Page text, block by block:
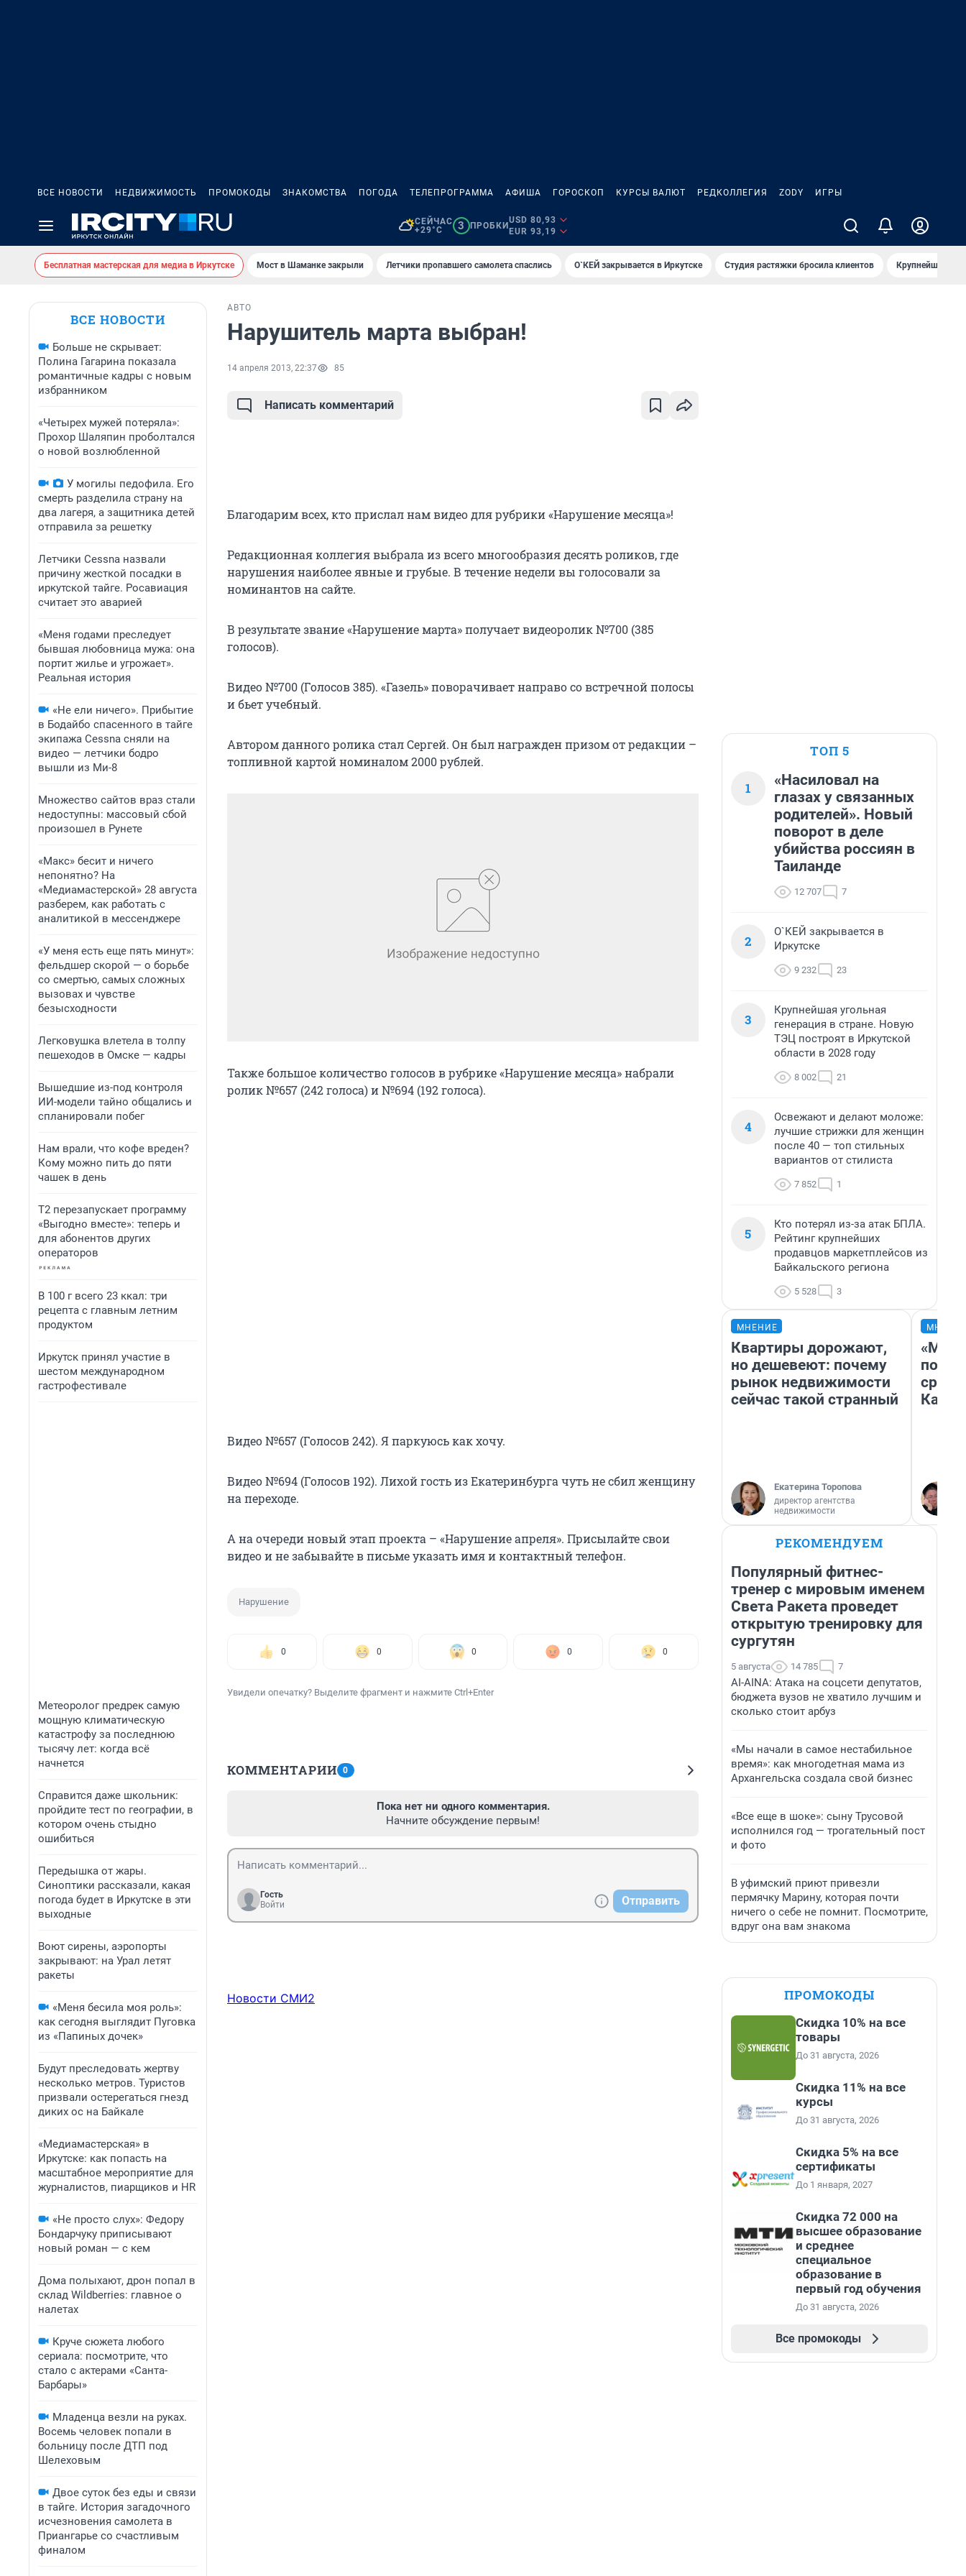
ВСЕ НОВОСТИ НЕДВИЖИМОСТЬ ПРОМОКОДЫ ЗНАКОМСТВА ПОГОДА ТЕЛЕПРОГРАММА АФИША ГОРОСКОП КУРСЫ ВАЛЮТ РЕДКОЛЛЕГИЯ ZODY ИГРЫ
СЕЙЧАС
+29°C
3 ПРОБКИ
USD 80,93
EUR 93,19
Бесплатная мастерская для медиа в Иркутске Мост в Шаманке закрыли Летчики пропавшего самолета спаслись О`КЕЙ закрывается в Иркутске Студия растяжки бросила клиентов Крупнейшие
ВСЕ НОВОСТИ
Больше не скрывает:
Полина Гагарина показала
романтичные кадры с новым
избранником
«Четырех мужей потеряла»:
Прохор Шаляпин проболтался
о новой возлюбленной
У могилы педофила. Его
смерть разделила страну на
два лагеря, а защитника детей
отправила за решетку
Летчики Cessna назвали
причину жесткой посадки в
иркутской тайге. Росавиация
считает это аварией
«Меня годами преследует
бывшая любовница мужа: она
портит жилье и угрожает».
Реальная история
«Не ели ничего». Прибытие
в Бодайбо спасенного в тайге
экипажа Cessna сняли на
видео — летчики бодро
вышли из Ми-8
Множество сайтов враз стали
недоступны: массовый сбой
произошел в Рунете
«Макс» бесит и ничего
непонятно? На
«Медиамастерской» 28 августа
разберем, как работать с
аналитикой в мессенджере
«У меня есть еще пять минут»:
фельдшер скорой — о борьбе
со смертью, самых сложных
вызовах и чувстве
безысходности
Легковушка влетела в толпу
пешеходов в Омске — кадры
Вышедшие из-под контроля
ИИ-модели тайно общались и
спланировали побег
Нам врали, что кофе вреден?
Кому можно пить до пяти
чашек в день
Т2 перезапускает программу
«Выгодно вместе»: теперь и
для абонентов других
операторов
В 100 г всего 23 ккал: три
рецепта с главным летним
продуктом
Иркутск принял участие в
шестом международном
гастрофестивале
Метеоролог предрек самую
мощную климатическую
катастрофу за последнюю
тысячу лет: когда всё
начнется
Справится даже школьник:
пройдите тест по географии, в
котором очень стыдно
ошибиться
Передышка от жары.
Синоптики рассказали, какая
погода будет в Иркутске в эти
выходные
Воют сирены, аэропорты
закрывают: на Урал летят
ракеты
«Меня бесила моя роль»:
как сегодня выглядит Пуговка
из «Папиных дочек»
Будут преследовать жертву
несколько метров. Туристов
призвали остерегаться гнезд
диких ос на Байкале
«Медиамастерская» в
Иркутске: как попасть на
масштабное мероприятие для
журналистов, пиарщиков и HR
«Не просто слух»: Федору
Бондарчуку приписывают
новый роман — с кем
Дома полыхают, дрон попал в
склад Wildberries: главное о
налетах
Круче сюжета любого
сериала: посмотрите, что
стало с актерами «Санта-
Барбары»
Младенца везли на руках.
Восемь человек попали в
больницу после ДТП под
Шелеховым
Двое суток без еды и связи
в тайге. История загадочного
исчезновения самолета в
Приангарье со счастливым
финалом
АВТО
Нарушитель марта выбран!
14 апреля 2013, 22:37 85
Написать комментарий
Благодарим всех, кто прислал нам видео для рубрики «Нарушение месяца»!
Редакционная коллегия выбрала из всего многообразия десять роликов, где
нарушения наиболее явные и грубые. В течение недели вы голосовали за
номинантов на сайте.
В результате звание «Нарушение марта» получает видеоролик №700 (385
голосов).
Видео №700 (Голосов 385). «Газель» поворачивает направо со встречной полосы
и бьет учебный.
Автором данного ролика стал Сергей. Он был награжден призом от редакции –
топливной картой номиналом 2000 рублей.
Также большое количество голосов в рубрике «Нарушение месяца» набрали
ролик №657 (242 голоса) и №694 (192 голоса).
Видео №657 (Голосов 242). Я паркуюсь как хочу.
Видео №694 (Голосов 192). Лихой гость из Екатеринбурга чуть не сбил женщину
на переходе.
А на очереди новый этап проекта – «Нарушение апреля». Присылайте свои
видео и не забывайте в письме указать имя и контактный телефон.
Нарушение
0 0 0 0 0
Увидели опечатку? Выделите фрагмент и нажмите Ctrl+Enter
КОММЕНТАРИИ 0
Пока нет ни одного комментария.
Начните обсуждение первым!
Гость
Войти
Отправить
Новости СМИ2
ТОП 5
1
«Насиловал на
глазах у связанных
родителей». Новый
поворот в деле
убийства россиян в
Таиланде
12 707 7
2
О`КЕЙ закрывается в
Иркутске
9 232 23
3
Крупнейшая угольная
генерация в стране. Новую
ТЭЦ построят в Иркутской
области в 2028 году
8 002 21
4
Освежают и делают моложе:
лучшие стрижки для женщин
после 40 — топ стильных
вариантов от стилиста
7 852 1
5
Кто потерял из-за атак БПЛА.
Рейтинг крупнейших
продавцов маркетплейсов из
Байкальского региона
5 528 3
МНЕНИЕ
Квартиры дорожают,
но дешевеют: почему
рынок недвижимости
сейчас такой странный
Екатерина Торопова
директор агентства
недвижимости
РЕКОМЕНДУЕМ
Популярный фитнес-
тренер с мировым именем
Света Ракета проведет
открытую тренировку для
сургутян
5 августа 14 785 7
AI-AINA: Атака на соцсети депутатов,
бюджета вузов не хватило лучшим и
сколько стоит арбуз
«Мы начали в самое нестабильное
время»: как многодетная мама из
Архангельска создала свой бизнес
«Все еще в шоке»: сыну Трусовой
исполнился год — трогательный пост
и фото
В уфимский приют привезли
пермячку Марину, которая почти
ничего о себе не помнит. Посмотрите,
вдруг она вам знакома
ПРОМОКОДЫ
Скидка 10% на все
товары
До 31 августа, 2026
Скидка 11% на все
курсы
До 31 августа, 2026
Скидка 5% на все
сертификаты
До 1 января, 2027
Скидка 72 000 на
высшее образование
и среднее
специальное
образование в
первый год обучения
До 31 августа, 2026
Все промокоды